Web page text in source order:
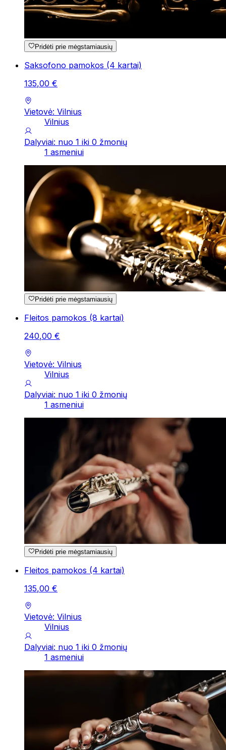
Pridėti prie mėgstamiausių
Saksofono pamokos (4 kartai)
135,00 €
Vietovė: Vilnius
Vilnius
Dalyviai: nuo 1 iki 0 žmonių
1 asmeniui
Pridėti prie mėgstamiausių
Fleitos pamokos (8 kartai)
240,00 €
Vietovė: Vilnius
Vilnius
Dalyviai: nuo 1 iki 0 žmonių
1 asmeniui
Pridėti prie mėgstamiausių
Fleitos pamokos (4 kartai)
135,00 €
Vietovė: Vilnius
Vilnius
Dalyviai: nuo 1 iki 0 žmonių
1 asmeniui